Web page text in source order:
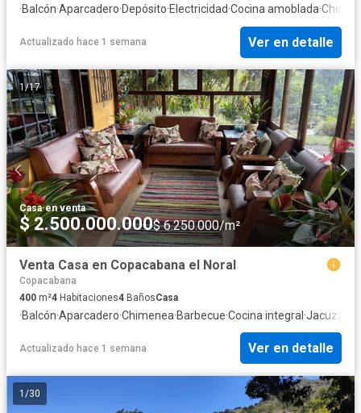
·Balcón·Aparcadero·Depósito·Electricidad·Cocina amoblada·
Actualizado hace 1 semana Ver en detalle
1/17
Casa·en venta
$ 2.500.000.000$ 6.250.000/m²
Venta Casa en Copacabana el Noral
Copacabana
400 m²4 Habitaciones4 BañosCasa
·Balcón·Aparcadero·Chimenea·Barbecue·Cocina integral ·Jacuzzi
Actualizado hace 1 semana Ver en detalle
1 /30